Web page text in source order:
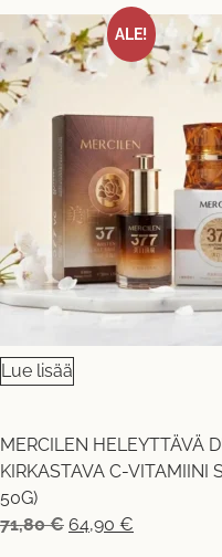
ALE!
Lue lisää
MERCILEN HELEYTTÄVÄ
KIRKASTAVA C-VITAMIINI
50G)
71,80€ 64,90 €